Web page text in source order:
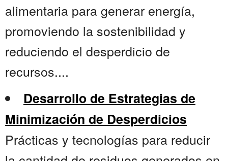
alimentaria para generar energía,
promoviendo la sostenibilidad y
reduciendo el desperdicio de
recursos....
Desarrollo de Estrategias de
Minimización de Desperdicios
Prácticas y tecnologías para reducir